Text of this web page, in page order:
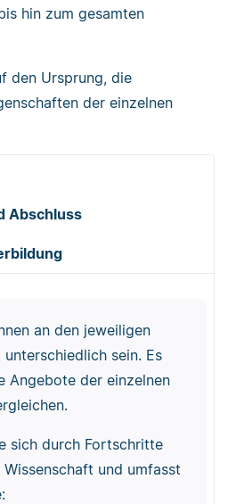
hin zum gesamten
den Ursprung, die
der einzelnen
Abschluss
an den jeweiligen
sein. Es
Angebote der einzelnen
sich durch Fortschritte
und umfasst